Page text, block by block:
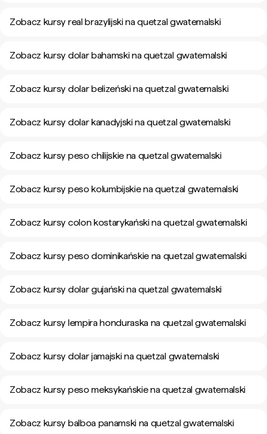
Zobacz kursy real brazylijski na quetzal gwatemalski
Zobacz kursy dolar bahamski na quetzal gwatemalski
Zobacz kursy dolar belizeński na quetzal gwatemalski
Zobacz kursy dolar kanadyjski na quetzal gwatemalski
Zobacz kursy peso chilijskie na quetzal gwatemalski
Zobacz kursy peso kolumbijskie na quetzal gwatemalski
Zobacz kursy colon kostarykański na quetzal gwatemalski
Zobacz kursy peso dominikańskie na quetzal gwatemalski
Zobacz kursy dolar gujański na quetzal gwatemalski
Zobacz kursy lempira honduraska na quetzal gwatemalski
Zobacz kursy dolar jamajski na quetzal gwatemalski
Zobacz kursy peso meksykańskie na quetzal gwatemalski
Zobacz kursy balboa panamski na quetzal gwatemalski